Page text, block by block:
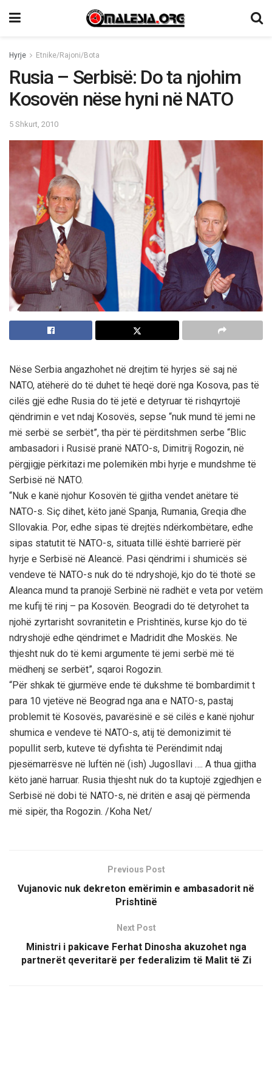
Hyrje Etnike/Rajoni/Bota
Rusia – Serbisë: Do ta njohim
Kosovën nëse hyni në NATO
5 Shkurt, 2010
Nëse Serbia angazhohet në drejtim të hyrjes së saj në
NATO, atëherë do të duhet të heqë dorë nga Kosova, pas të
cilës gjë edhe Rusia do të jetë e detyruar të rishqyrtojë
qëndrimin e vet ndaj Kosovës, sepse “nuk mund të jemi ne
më serbë se serbët”, tha për të përditshmen serbe “Blic
ambasadori i Rusisë pranë NATO-s, Dimitrij Rogozin, në
përgjigje përkitazi me polemikën mbi hyrje e mundshme të
Serbisë në NATO.
“Nuk e kanë njohur Kosovën të gjitha vendet anëtare të
NATO-s. Siç dihet, këto janë Spanja, Rumania, Greqia dhe
Sllovakia. Por, edhe sipas të drejtës ndërkombëtare, edhe
sipas statutit të NATO-s, situata tillë është barrierë për
hyrje e Serbisë në Aleancë. Pasi qëndrimi i shumicës së
vendeve të NATO-s nuk do të ndryshojë, kjo do të thotë se
Aleanca mund ta pranojë Serbinë në radhët e veta por vetëm
me kufij të rinj – pa Kosovën. Beogradi do të detyrohet ta
njohë zyrtarisht sovranitetin e Prishtinës, kurse kjo do të
ndryshojë edhe qëndrimet e Madridit dhe Moskës. Ne
thjesht nuk do të kemi argumente të jemi serbë më të
mëdhenj se serbët”, sqaroi Rogozin.
“Për shkak të gjurmëve ende të dukshme të bombardimit t
para 10 vjetëve në Beograd nga ana e NATO-s, pastaj
problemit të Kosovës, pavarësinë e së cilës e kanë njohur
shumica e vendeve të NATO-s, atij të demonizimit të
popullit serb, kuteve të dyfishta të Perëndimit ndaj
pjesëmarrësve në luftën në (ish) Jugosllavi …. A thua gjitha
këto janë harruar. Rusia thjesht nuk do ta kuptojë zgjedhjen e
Serbisë në dobi të NATO-s, në dritën e asaj që përmenda
më sipër, tha Rogozin. /Koha Net/
Previous Post
Vujanovic nuk dekreton emërimin e ambasadorit në
Prishtinë
Next Post
Ministri i pakicave Ferhat Dinosha akuzohet nga
partnerët qeveritarë per federalizim të Malit të Zi